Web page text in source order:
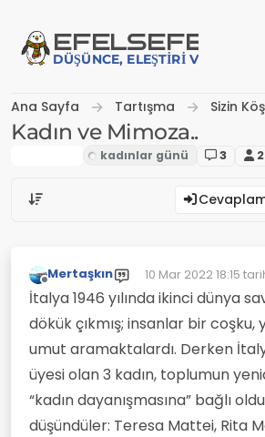
EFELSEFE
DÜŞÜNCE, ELEŞTIRI VE
Ana Sayfa Tartışma Sizin
Kadın ve Mimoza..
3 2
Çevrimdışı
Mertaşkın 10 Mar 2022 18:15
Son düzenleyen:
İtalya 1946 yılında ikinci dünya
dökük çıkmış; insanlar bir
umut aramaktalardı. Derken
üyesi olan 3 kadın, toplumun
“kadın dayanışmasına” bağlı
düşündüler: Teresa Mattei, Rita